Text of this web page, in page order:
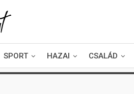
SPORT HAZAI CSALÁD